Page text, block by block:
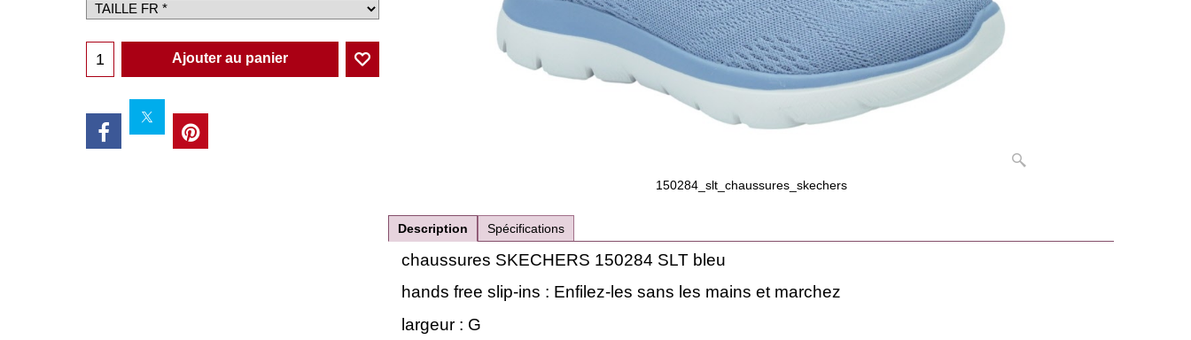
150284_slt_chaussures_skechers
Ajouter au panier
Description Spécifications
chaussures SKECHERS 150284 SLT bleu
hands free slip-ins : Enfilez-les sans les mains et marchez
largeur : G